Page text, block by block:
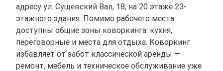
адресу ул. Сущёвский Вал, 18, на 20 этаже 23-
этажного здания. Помимо рабочего места
доступны общие зоны коворкинга: кухня,
переговорные и места для отдыха. Коворкинг
избавляет от забот классической аренды —
ремонт, мебель и техническое обслуживание уже